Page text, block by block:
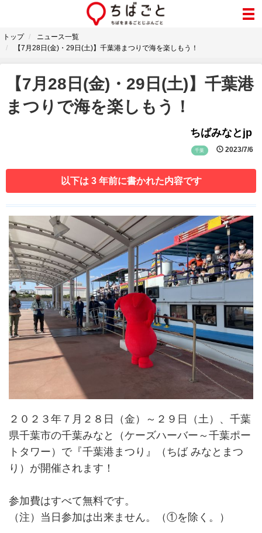
トップ
ニュース一覧
【7月28日(金)・29日(土)】千葉港まつりで海を楽しもう！
【7月28日(金)・29日(土)】千葉港
まつりで海を楽しもう！
ちばみなとjp
千葉 2023/7/6
以下は 3 年前に書かれた内容です
２０２３年７月２８日（金）～２９日（土）、千葉
県千葉市の千葉みなと（ケーズハーバー～千葉ポー
トタワー）で『千葉港まつり』（ちば みなとまつ
り）が開催されます！
参加費はすべて無料です。
（注）当日参加は出来ません。（①を除く。）